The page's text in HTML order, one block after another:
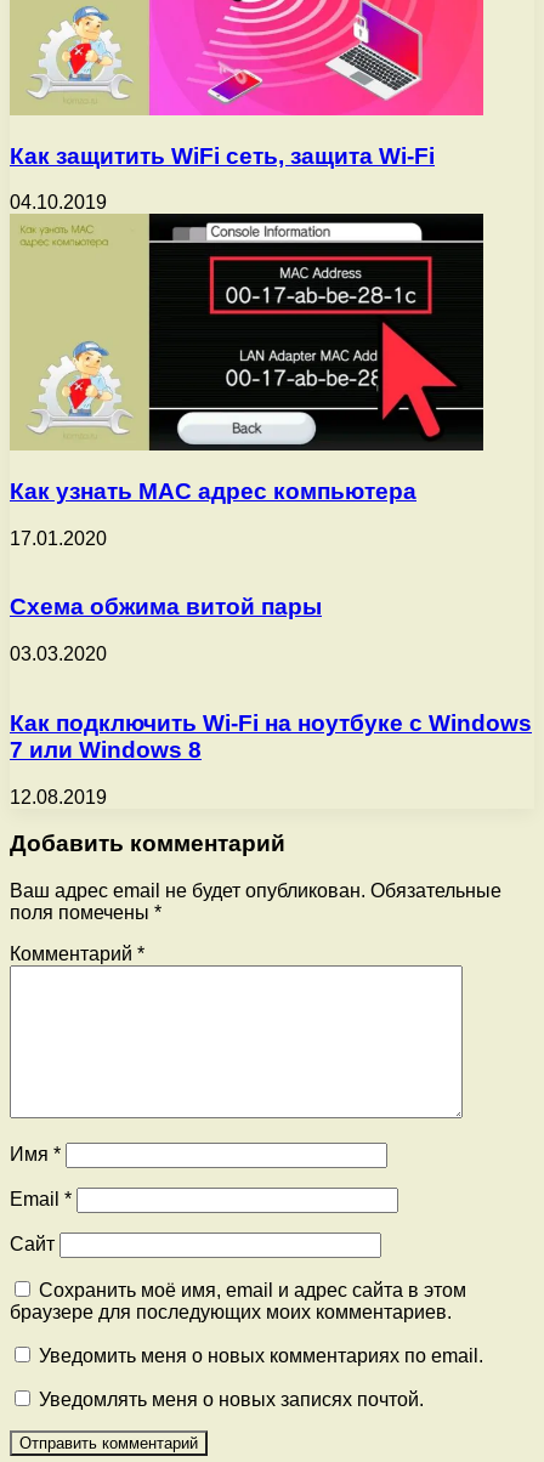
Как защитить WiFi сеть, защита Wi-Fi
04.10.2019
Как узнать MAC адрес компьютера
17.01.2020
Схема обжима витой пары
03.03.2020
Как подключить Wi-Fi на ноутбуке с Windows
7 или Windows 8
12.08.2019
Добавить комментарий
Ваш адрес email не будет опубликован. Обязательные
поля помечены *
Комментарий *
Имя *
Email *
Сайт
Сохранить моё имя, email и адрес сайта в этом
браузере для последующих моих комментариев.
Уведомить меня о новых комментариях по email.
Уведомлять меня о новых записях почтой.